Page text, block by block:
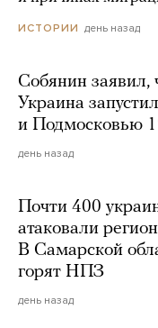
ИСТОРИИ день назад
Собянин заявил,
Украина
и Подмосковью
день назад
Почти 400
атаковали
В Самарской
горят НПЗ
день назад